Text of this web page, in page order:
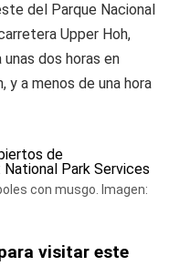
del Parque Nacional
Upper Hoh,
dos horas en
y a menos de una hora
con musgo. Imagen:
visitar este